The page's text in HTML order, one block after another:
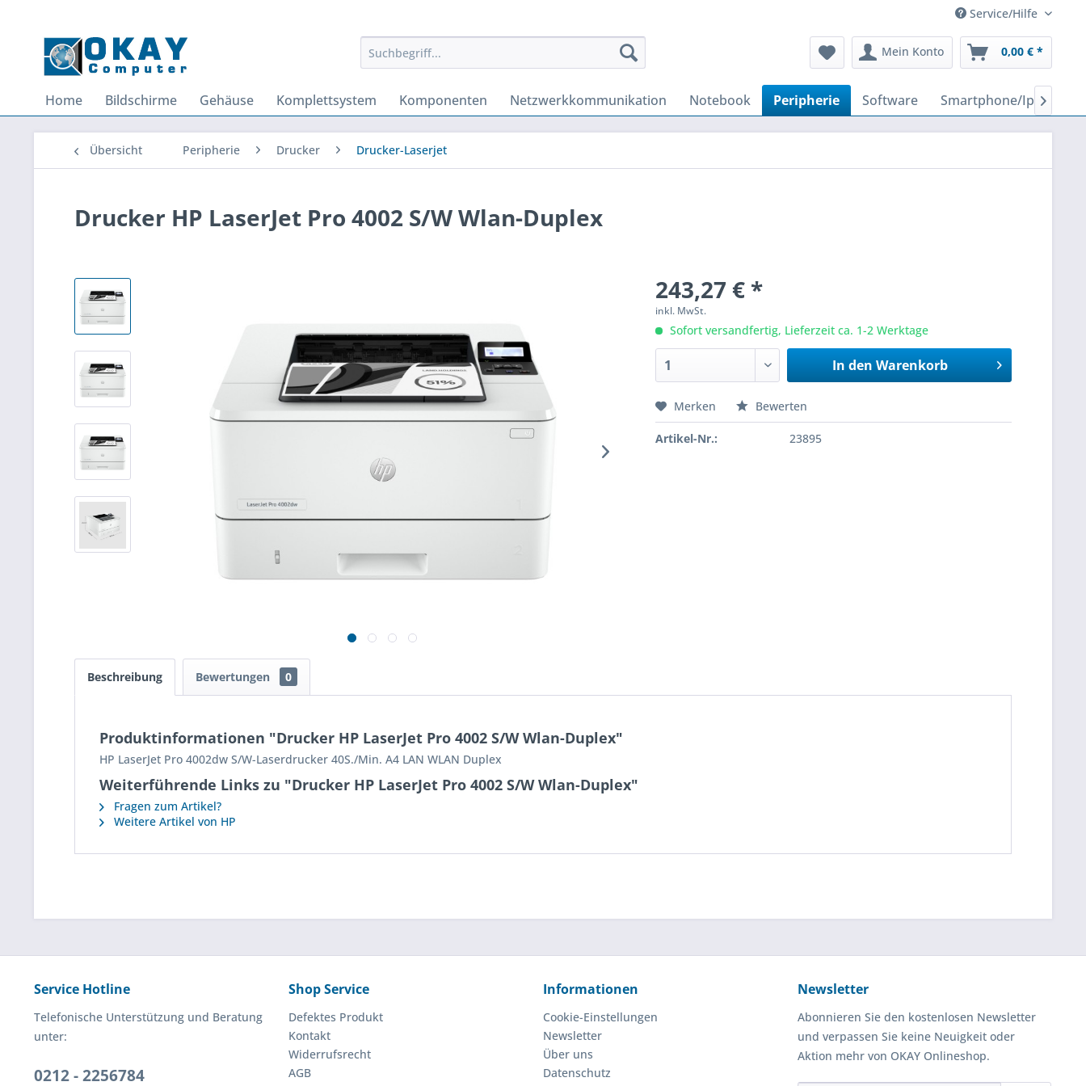
Service/Hilfe
Mein Konto 0,00 € *
Home Bildschirme Gehäuse Komplettsystem Komponenten Netzwerkkommunikation Notebook Peripherie Software Smartphone/Iphone

Übersicht Peripherie Drucker Drucker-Laserjet
Drucker HP LaserJet Pro 4002 S/W Wlan-Duplex
243,27 € *
inkl. MwSt.
Sofort versandfertig, Lieferzeit ca. 1-2 Werktage
In den Warenkorb
Merken Bewerten
Artikel-Nr.: 23895
Beschreibung Bewertungen 0
Produktinformationen "Drucker HP LaserJet Pro 4002 S/W Wlan-Duplex"
HP LaserJet Pro 4002dw S/W-Laserdrucker 40S./Min. A4 LAN WLAN Duplex
Weiterführende Links zu "Drucker HP LaserJet Pro 4002 S/W Wlan-Duplex"
Fragen zum Artikel?
Weitere Artikel von HP
Service Hotline
Telefonische Unterstützung und Beratung
unter:
0212 - 2256784
Shop Service
Defektes Produkt
Kontakt
Widerrufsrecht
AGB
Informationen
Cookie-Einstellungen
Newsletter
Über uns
Datenschutz
Newsletter
Abonnieren Sie den kostenlosen Newsletter
und verpassen Sie keine Neuigkeit oder
Aktion mehr von OKAY Onlineshop.